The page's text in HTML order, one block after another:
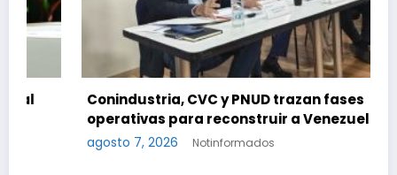
Conindustria, CVC y PNUD trazan fases
operativas para reconstruir a Venezuela
agosto 7, 2026 Notinformados